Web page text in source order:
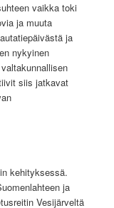
vaikka toki
ja muuta
ja
nykyinen
siis jatkavat
kehityksessä.
ja
Vesijärveltä